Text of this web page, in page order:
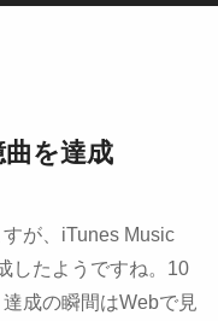
を達成
が、iTunes Music
したようですね。10
成の瞬間はWebで見